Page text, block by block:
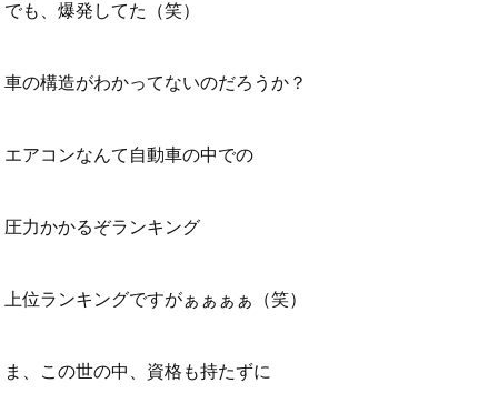
でも、爆発してた（笑）
車の構造がわかってないのだろうか？
エアコンなんて自動車の中での
圧力かかるぞランキング
上位ランキングですがぁぁぁぁ（笑）
ま、この世の中、資格も持たずに